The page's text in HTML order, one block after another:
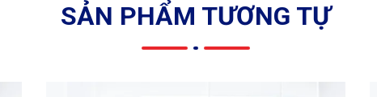
SẢN PHẨM TƯƠNG TỰ